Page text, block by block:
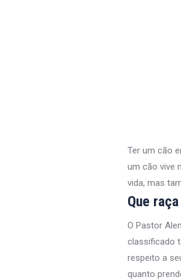
Ter um cão
um cão vive
vida, mas
Que
O Pastor
classificado
respeito a
quanto